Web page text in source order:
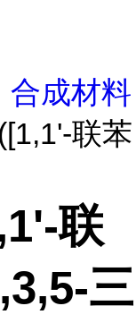
合成材料
联苯
联
三